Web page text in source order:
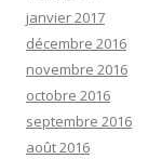
janvier 2017
décembre 2016
novembre 2016
octobre 2016
septembre 2016
août 2016